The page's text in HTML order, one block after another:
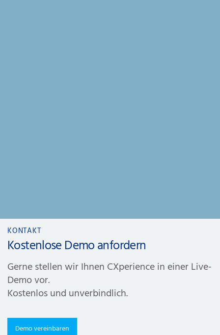
KONTAKT
Kostenlose Demo anfordern
Gerne stellen wir Ihnen CXperience in einer Live-
Demo vor.
Kostenlos und unverbindlich.
Demo vereinbaren